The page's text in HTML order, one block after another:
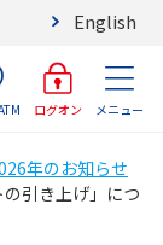
English
ログオン メニュー
年のお知らせ
の引き上げ」につ